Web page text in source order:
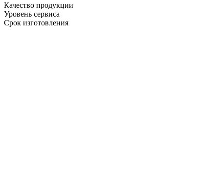
Качество продукции
Уровень сервиса
Срок изготовления